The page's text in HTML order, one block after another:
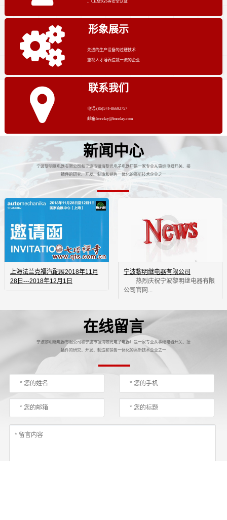
、CE及SGS等安全认证
形象展示
先进的生产设备的过硬技术
重视人才培养造就一流的企业
联系我们
电话:(86)574-86692757
邮箱:lmrelay@lmrelay.com
新闻中心
宁波黎明继电器有限公司和宁波市镇海黎光电子电器厂是一家专业从事继电器开关、接
插件的研究、开发、制造和销售一体化的高新技术企业之一
上海法兰克福汽配展2018年11月
28日---2018年12月1日
宁波黎明继电器有限公司
热烈庆祝宁波黎明继电器有限
公司官网...
在线留言
宁波黎明继电器有限公司和宁波市镇海黎光电子电器厂是一家专业从事继电器开关、接
插件的研究、开发、制造和销售一体化的高新技术企业之一